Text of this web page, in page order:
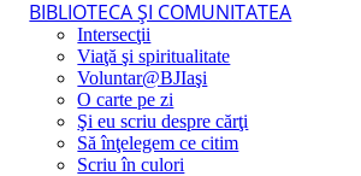
BIBLIOTECA ŞI COMUNITATEA
Intersecţii
Viaţă şi spiritualitate
Voluntar@BJIaşi
O carte pe zi
Şi eu scriu despre cărţi
Să înţelegem ce citim
Scriu în culori